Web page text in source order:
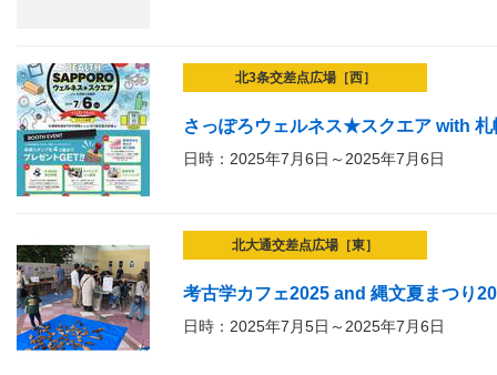
北3条交差点広場［西］
さっぽろウェルネス★スクエア with 札
日時：2025年7月6日～2025年7月6日
北大通交差点広場［東］
考古学カフェ2025 and 縄文夏まつり
日時：2025年7月5日～2025年7月6日